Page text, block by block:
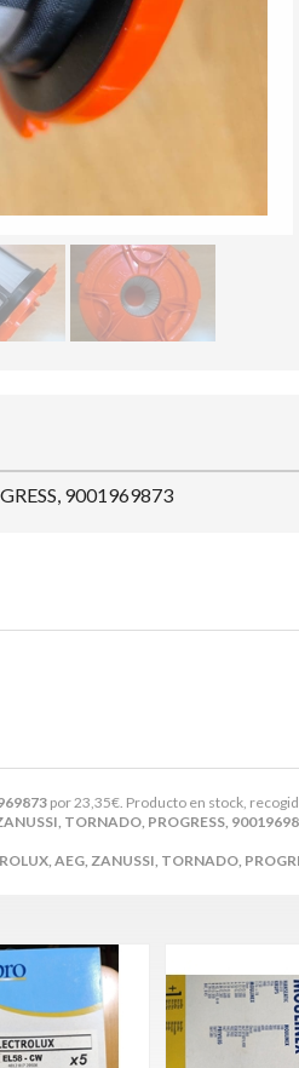
por 23,35€ . Producto en stock,
TORNADO, PROGRESS,
AEG, ZANUSSI, TORNADO,
9001969873